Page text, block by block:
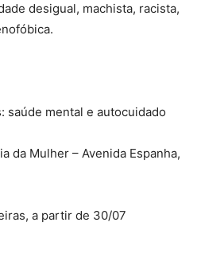
desigual, machista, racista,
saúde mental e autocuidado
da Mulher – Avenida Espanha,
a partir de 30/07